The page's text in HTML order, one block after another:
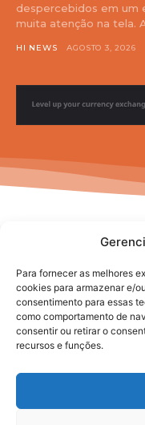
Para fornecer as melhores
cookies para armazenar e/
consentimento para essas
como comportamento de
consentir ou retirar o
recursos e funções.
despercebidos em um
muita atenção na tela.
HI NEWS AGOSTO 3, 2026
No posts to display